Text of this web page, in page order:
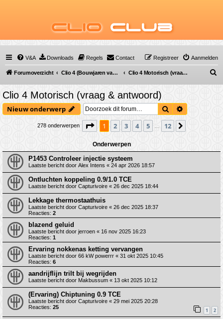
Clio Club
V&A Downloads Regels Contact Aanmelden
Registreer
Forumoverzicht Clio 4 (Bouwjaren van 2012 tot 2019) Clio 4 Motorisch (vraag & antwoord)
o
Clio 4 Motorisch (vraag & antwoord)
Nieuw onderwerp Zoek
278 onderwerpen Pagina van12
1 2 3 4 5 12
Onderwerpen
P1453 Controleer injectie systeem
Laatste bericht door Alex Intens « 24 apr 2026 18:57
Ontluchten koppeling 0.9/1.0 TCE
Laatste bericht door Capturivoire « 26 dec 2025 18:44
Lekkage thermostaathuis
Laatste bericht door Capturivoire « 26 dec 2025 18:37
Reacties: 2
blazend geluid
Laatste bericht door jerroen « 16 nov 2025 16:23
Reacties: 1
Ervaring nokkenas ketting vervangen
Laatste bericht door 66 kW powerrr « 31 okt 2025 10:45
Reacties: 6
aandrijflijn trilt bij wegrijden
Laatste bericht door Makbussum « 13 okt 2025 10:12
(Ervaring) Chiptuning 0.9 TCE
Laatste bericht door Capturivoire « 29 mei 2025 20:28
Reacties: 25 1 2